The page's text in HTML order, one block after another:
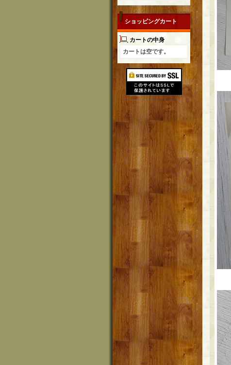
ショッピングカート
カートの中身
カートは空です。